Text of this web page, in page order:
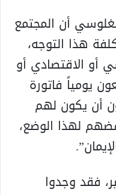
أن المجتمع
هذا التوجه،
أو الاقتصادي أو
يومياً فاتورة
أن يكون لهم
لهذا الوضع،
فقد وجدوا